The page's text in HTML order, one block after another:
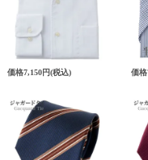
価格7,150円(税込) 価格